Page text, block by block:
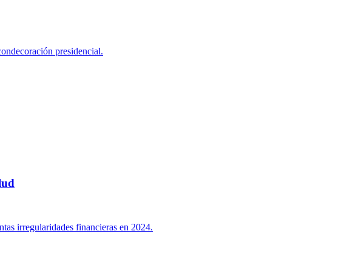
presidencial.
irregularidades financieras en 2024.